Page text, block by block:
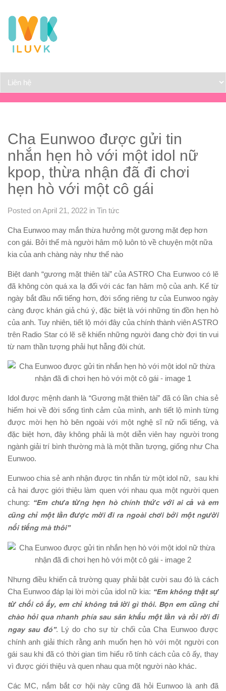
Cha Eunwoo được gửi tin
nhắn hẹn hò với một idol nữ
kpop, thừa nhận đã đi chơi
hẹn hò với một cô gái
Posted on April 21, 2022 in Tin tức
Cha Eunwoo may mắn thừa hưởng một gương mặt đẹp hơn
con gái. Bởi thế mà người hâm mộ luôn tò về chuyện một nữa
kia của anh chàng này như thế nào
Biệt danh “gương mặt thiên tài” của ASTRO Cha Eunwoo có lẽ
đã không còn quá xa lạ đối với các fan hâm mộ của anh. Kể từ
ngày bắt đầu nổi tiếng hơn, đời sống riêng tư của Eunwoo ngày
càng được khán giả chú ý, đặc biệt là với những tin đồn hẹn hò
của anh. Tuy nhiên, tiết lộ mới đây của chính thành viên ASTRO
trên Radio Star có lẽ sẽ khiến những người đang chờ đợi tin vui
từ nam thần tượng phải hụt hẫng đôi chút.
Idol được mệnh danh là “Gương mặt thiên tài” đã có lần chia sẻ
hiếm hoi về đời sống tình cảm của mình, anh tiết lộ mình từng
được mời hẹn hò bên ngoài với một nghệ sĩ nữ nổi tiếng, và
đặc biệt hơn, đây không phải là một diễn viên hay người trong
ngành giải trí bình thường mà là một thần tượng, giống như Cha
Eunwoo.
Eunwoo chia sẻ anh nhận được tin nhắn từ một idol nữ, sau khi
cả hai được giới thiệu làm quen với nhau qua một người quen
chung: “Em chưa từng hẹn hò chính thức với ai cả và em
cũng chỉ một lần được mời đi ra ngoài chơi bởi một người
nổi tiếng mà thôi”
Nhưng điều khiến cả trường quay phải bật cười sau đó là cách
Cha Eunwoo đáp lại lời mời của idol nữ kia: “Em không thật sự
từ chối cô ấy, em chỉ không trả lời gì thôi. Bọn em cũng chỉ
chào hỏi qua nhanh phía sau sân khấu một lần và rồi rời đi
ngay sau đó”. Lý do cho sự từ chối của Cha Eunwoo được
chính anh giải thích rằng anh muốn hẹn hò với một người con
gái sau khi đã có thời gian tìm hiểu rõ tính cách của cô ấy, thay
vì được giới thiệu và quen nhau qua một người nào khác.
Các MC, nắm bắt cơ hội này cũng đã hỏi Eunwoo là anh đã